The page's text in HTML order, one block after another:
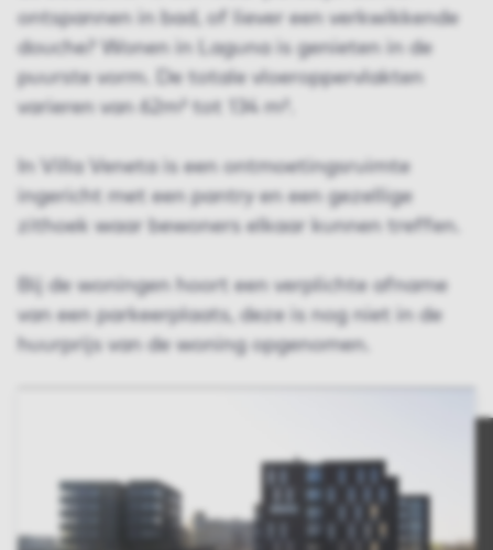
ontspannen in bad, of liever een verkwikkende
douche? Wonen in Laguna is genieten in de
puurste vorm. De totale vloeroppervlakten
varieren van 62m² tot 134 m².
In Villa Veneta is een ontmoetingsruimte
ingericht met een pantry en een gezellige
zithoek waar bewoners elkaar kunnen treffen.
Bij de woningen hoort een verplichte afname
van een parkeerplaats, deze is nog niet in de
huurprijs van de woning opgenomen.